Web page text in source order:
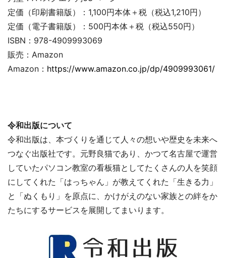
定価（印刷書籍版）：1,100円本体＋税（税込1,210円）
定価（電子書籍版）：500円本体＋税（税込550円）
ISBN：978-4909993069
販売：Amazon
Amazon： https://www.amazon.co.jp/dp/4909993061/
令和出版について
令和出版は、本づくりを通じて人々の想いや歴史を未来へ
つなぐ出版社です。元野良猫であり、かつて名古屋で運営
していたパソコン教室の看板猫としてたくさんの人を笑顔
にしてくれた「はっちゃん」が教えてくれた「生きる力」
と「ぬくもり」を原点に、かけがえのない家族との絆をか
たちにするサービスを展開してまいります。